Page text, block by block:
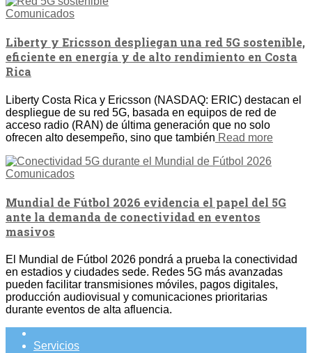
Comunicados
Liberty y Ericsson despliegan una red 5G sostenible,
eficiente en energía y de alto rendimiento en Costa
Rica
Liberty Costa Rica y Ericsson (NASDAQ: ERIC) destacan el
despliegue de su red 5G, basada en equipos de red de
acceso radio (RAN) de última generación que no solo
ofrecen alto desempeño, sino que también Read more
Comunicados
Mundial de Fútbol 2026 evidencia el papel del 5G
ante la demanda de conectividad en eventos
masivos
El Mundial de Fútbol 2026 pondrá a prueba la conectividad
en estadios y ciudades sede. Redes 5G más avanzadas
pueden facilitar transmisiones móviles, pagos digitales,
producción audiovisual y comunicaciones prioritarias
durante eventos de alta afluencia.
Servicios